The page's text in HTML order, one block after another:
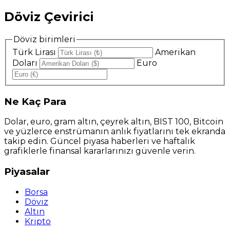
Döviz Çevirici
Döviz birimleri
Türk Lirası
Amerikan
Doları
Euro
Ne Kaç Para
Dolar, euro, gram altın, çeyrek altın, BIST 100, Bitcoin
ve yüzlerce enstrümanın anlık fiyatlarını tek ekranda
takip edin. Güncel piyasa haberleri ve haftalık
grafiklerle finansal kararlarınızı güvenle verin.
Piyasalar
Borsa
Döviz
Altın
Kripto